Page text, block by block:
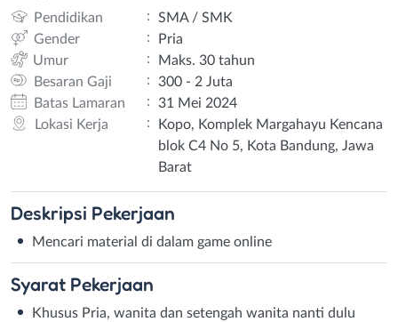
Pendidikan :
SMA / SMK
Gender
:
Pria
Umur
:
Maks. 30 tahun
Besaran Gaji
:
300 - 2 Juta
Batas Lamaran
:
31 Mei 2024
Lokasi Kerja
:
Kopo, Komplek Margahayu Kencana
blok C4 No 5, Kota Bandung, Jawa
Barat
Deskripsi Pekerjaan
Mencari material di dalam game online
Syarat Pekerjaan
Khusus Pria, wanita dan setengah wanita nanti dulu